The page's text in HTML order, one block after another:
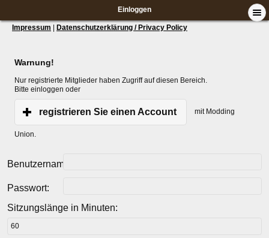
Einloggen
Impressum Datenschutzerklärung / Privacy Policy
Warnung!
Nur registrierte Mitglieder haben Zugriff auf diesen Bereich.
Bitte einloggen oder
registrieren Sie einen Account mit Modding
Union.
Benutzername:
Passwort:
Sitzungslänge in Minuten: